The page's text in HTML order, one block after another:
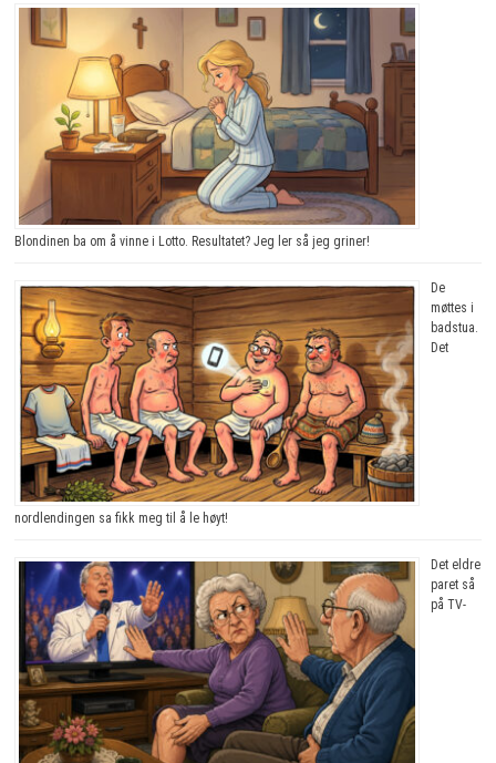
Blondinen ba om å vinne i Lotto. Resultatet? Jeg ler så jeg griner!
De
møttes i
badstua.
Det
nordlendingen sa fikk meg til å le høyt!
Det eldre
paret så
på TV-